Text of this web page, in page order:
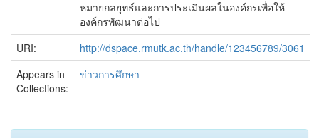
หมายกลยุทธ์และการประเมินผลในองค์กรเพื่อให้
องค์กรพัฒนาต่อไป
URI:
http://dspace.rmutk.ac.th/handle/123456789/3061
Appears in
Collections:
ข่าวการศึกษา